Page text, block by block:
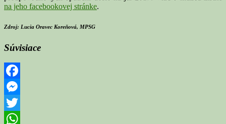
na jeho facebookovej stránke.
Zdroj: Lucia Oravec Koreňová, MPSG
Súvisiace
Facebook
Messenger
Twitter